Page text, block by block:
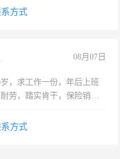
方式
08月07日
，求工作一份，年后上班
劳，踏实肯干，保险销售
方式